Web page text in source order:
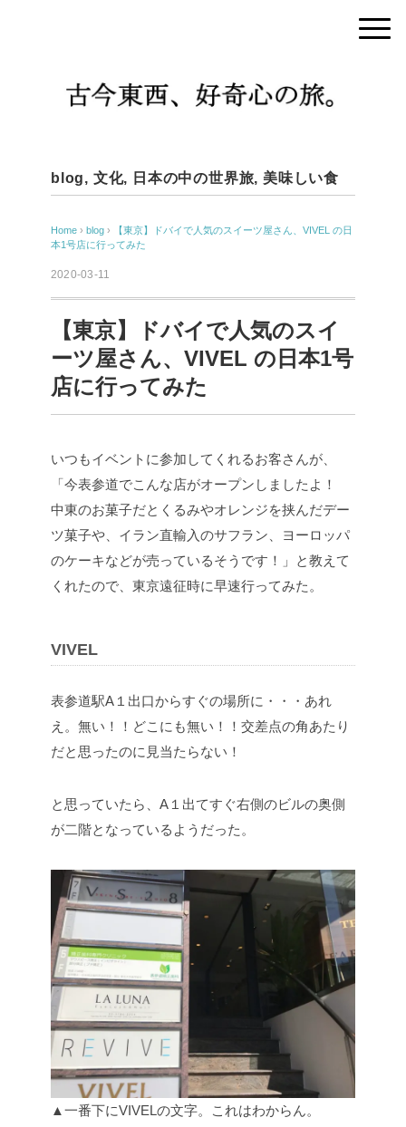
blog, 文化, 日本の中の世界旅, 美味しい食
Home › blog ›
【東京】ドバイで人気のスイーツ屋さん、VIVEL の日
本1号店に行ってみた
2020-03-11
【東京】ドバイで人気のスイ
ーツ屋さん、VIVEL の日本1号
店に行ってみた
いつもイベントに参加してくれるお客さんが、
「今表参道でこんな店がオープンしましたよ！
中東のお菓子だとくるみやオレンジを挟んだデー
ツ菓子や、イラン直輸入のサフラン、ヨーロッパ
のケーキなどが売っているそうです！」と教えて
くれたので、東京遠征時に早速行ってみた。
VIVEL
表参道駅A１出口からすぐの場所に・・・あれ
え。無い！！どこにも無い！！交差点の角あたり
だと思ったのに見当たらない！
と思っていたら、A１出てすぐ右側のビルの奥側
が二階となっているようだった。
▲一番下にVIVELの文字。これはわからん。